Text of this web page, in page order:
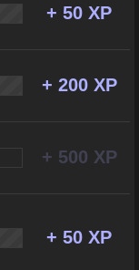
+ 50 XP
+ 200 XP
+ 500 XP
+ 50 XP